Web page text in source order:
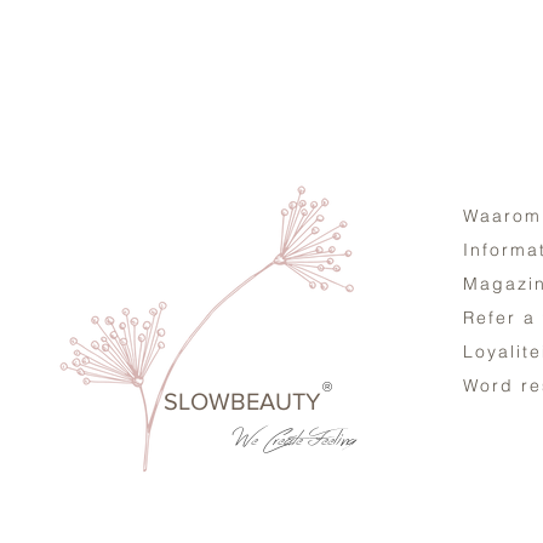
SLOWBEAUTY
We CreateFeeling
®
Refer a
Word